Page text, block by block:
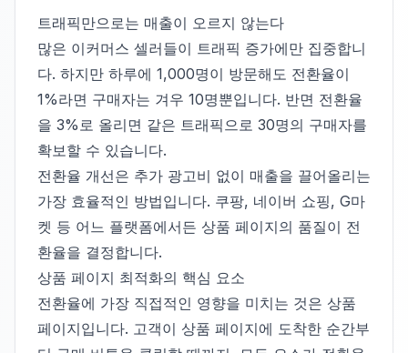
트래픽만으로는 매출이 오르지 않는다
많은 이커머스 셀러들이 트래픽 증가에만 집중합니
다. 하지만 하루에 1,000명이 방문해도 전환율이
1%라면 구매자는 겨우 10명뿐입니다. 반면 전환율
을 3%로 올리면 같은 트래픽으로 30명의 구매자를
확보할 수 있습니다.
전환율 개선은 추가 광고비 없이 매출을 끌어올리는
가장 효율적인 방법입니다. 쿠팡, 네이버 쇼핑, G마
켓 등 어느 플랫폼에서든 상품 페이지의 품질이 전
환율을 결정합니다.
상품 페이지 최적화의 핵심 요소
전환율에 가장 직접적인 영향을 미치는 것은 상품
페이지입니다. 고객이 상품 페이지에 도착한 순간부